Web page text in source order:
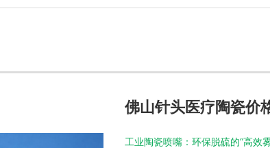
佛山针头医疗陶瓷价
工业陶瓷喷嘴：环保脱硫的“高效雾化利器” 在电厂、钢铁厂